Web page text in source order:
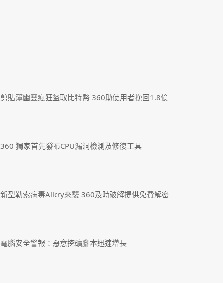
剪貼簿幽靈瘋狂盜取比特幣 360助使用者挽回1.8億
360 獨家首先發布CPU漏洞檢測及修復工具
新型勒索病毒Allcry來襲 360及時破解提供免費解密
電腦安全警報：惡意挖礦腳本迅速增長